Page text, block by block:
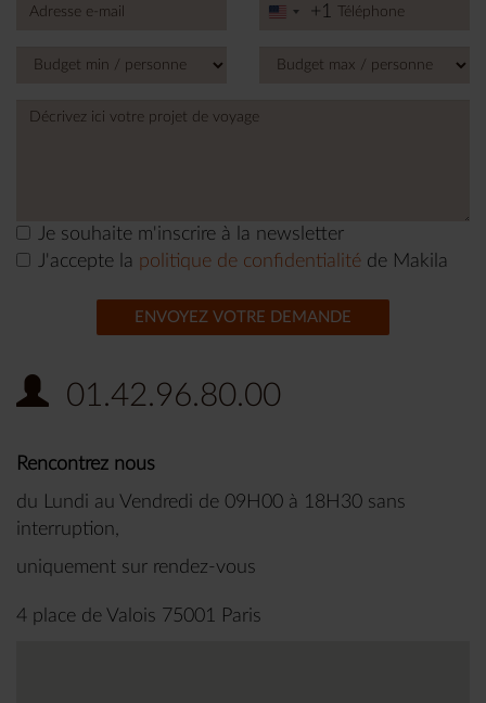
United
+1
+1
Je souhaite m'inscrire à la newsletter
J'accepte la politique de confidentialité de Makila
ENVOYEZ VOTRE DEMANDE
01.42.96.80.00
Rencontrez nous
du Lundi au Vendredi de 09H00 à 18H30 sans
interruption,
uniquement sur rendez-vous
4 place de Valois 75001 Paris